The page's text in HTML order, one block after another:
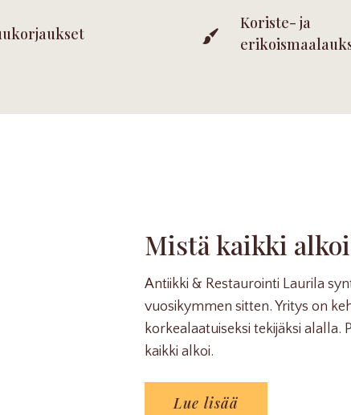
Koriste- ja
Mistä kaikki
Antiikki & Restaurointi Laurila
vuosikymmen sitten. Yritys on
korkealaatuiseksi tekijäksi alalla.
kaikki alkoi.
Lue lisää